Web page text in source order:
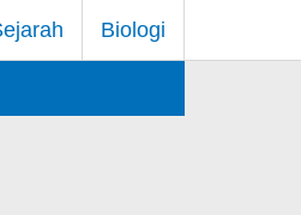
Biologi